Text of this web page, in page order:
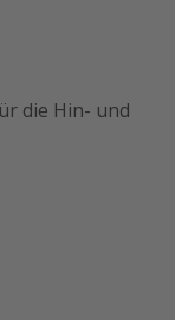
die Hin- und